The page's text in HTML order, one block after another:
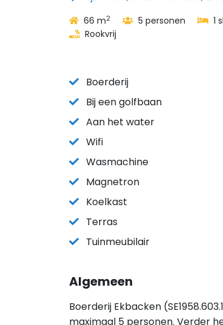
66 m2 5 personen 1
Rookvrij
Boerderij
Bij een golfbaan
Aan het water
Wifi
Wasmachine
Magnetron
Koelkast
Terras
Tuinmeubilair
Algemeen
Boerderij Ekbacken
maximaal 5 personen. Verder